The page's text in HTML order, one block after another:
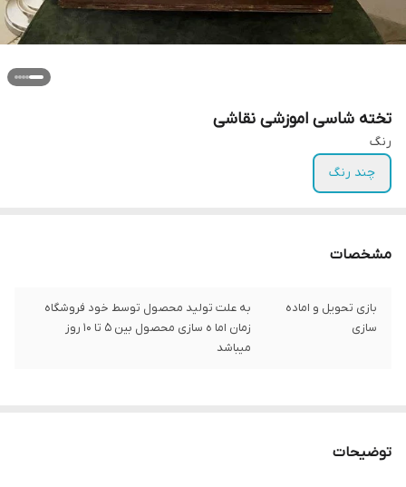
تخته شاسی اموزشی نقاشی
رنگ
چند رنگ
مشخصات
بازی تحویل و اماده
سازی
به علت تولید محصول توسط خود فروشگاه
زمان اما ه سازی محصول بین ۵ تا ۱۰ روز
میباشد
توضیحات